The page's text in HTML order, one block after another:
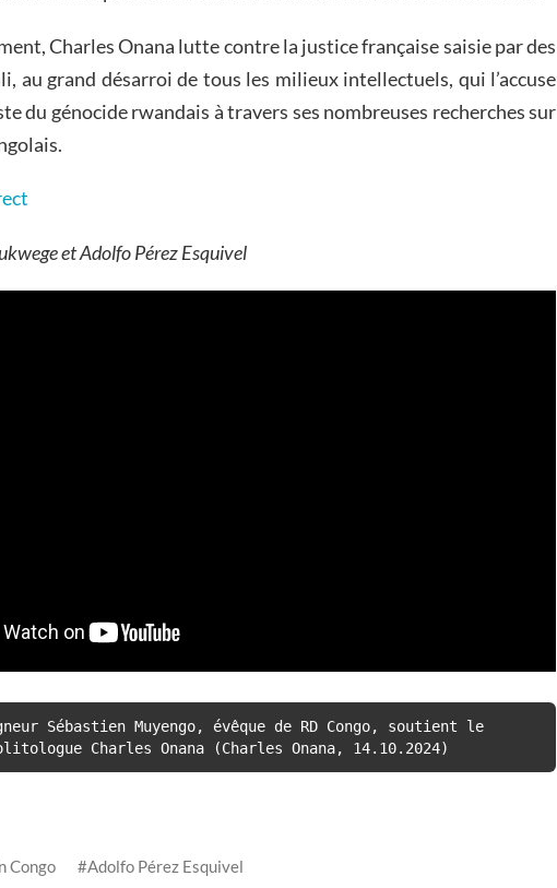
Charles Onana lutte contre la justice française saisie par des
au grand désarroi de tous les milieux intellectuels, qui l’accuse
du génocide rwandais à travers ses nombreuses recherches sur
et Adolfo Pérez Esquivel
Sébastien Muyengo, évêque de RD Congo, soutient le
Charles Onana (Charles Onana, 14.10.2024)
Congo Adolfo Pérez Esquivel